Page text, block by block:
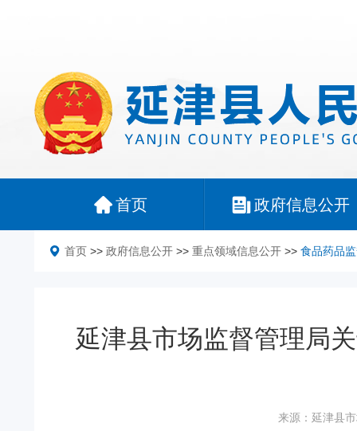
首页 政府信息公开
首页 >> 政府信息公开 >> 重点领域信息公开 >> 食品药品
延津县市场监督管理局
来源：延津县